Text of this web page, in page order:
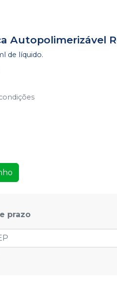
Autopolimerizável
de líquido.
prazo